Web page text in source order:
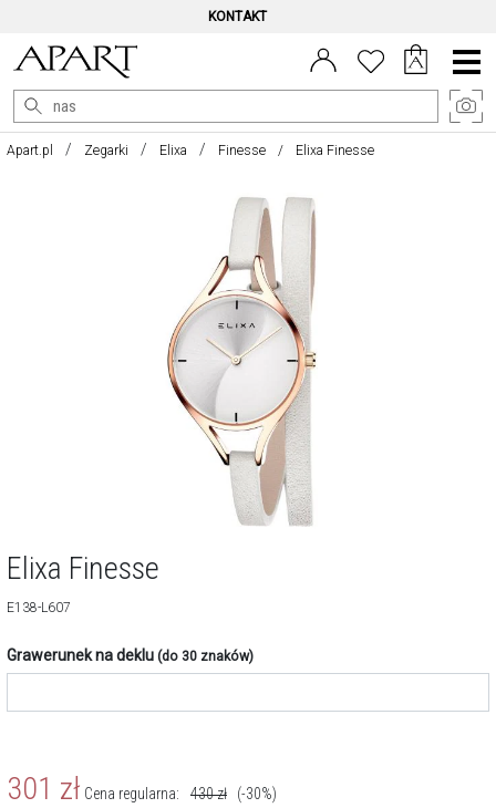
KONTAKT
Menu
główne
Apart.pl Zegarki Elixa Finesse Elixa Finesse
Elixa Finesse
E138-L607
Grawerunek na deklu (do 30 znaków)
301 zł Cena regularna: 430zł
(-30%)